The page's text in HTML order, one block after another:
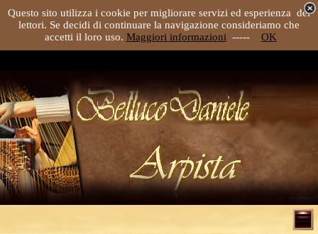
Questo sito utilizza i cookie per migliorare servizi ed esperienza dei
lettori. Se decidi di continuare la navigazione consideriamo che
accetti il loro uso. Maggiori informazioni ----- OK